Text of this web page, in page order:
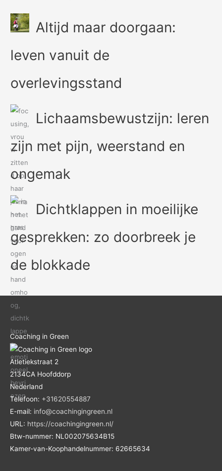
Altijd maar doorgaan:
leven vanuit de
overlevingsstand
Lichaamsbewustzijn: leren
zijn met pijn, weerstand en
ongemak
Dichtklappen in moeilijke
gesprekken: zo doorbreek je
de blokkade
Coaching in Green
Atletiekstraat 2
2134CA Hoofddorp
Nederland
Telefoon: +31620554887
E-mail: info@coachingingreen.nl
URL: https://coachingingreen.nl/
Btw-nummer: NL002075634B15
Kamer-van-Koophandelnummer: 62665634